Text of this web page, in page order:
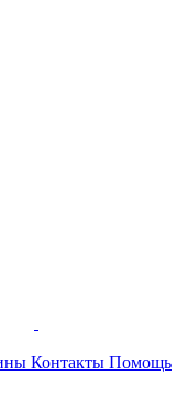
Контакты Помощь